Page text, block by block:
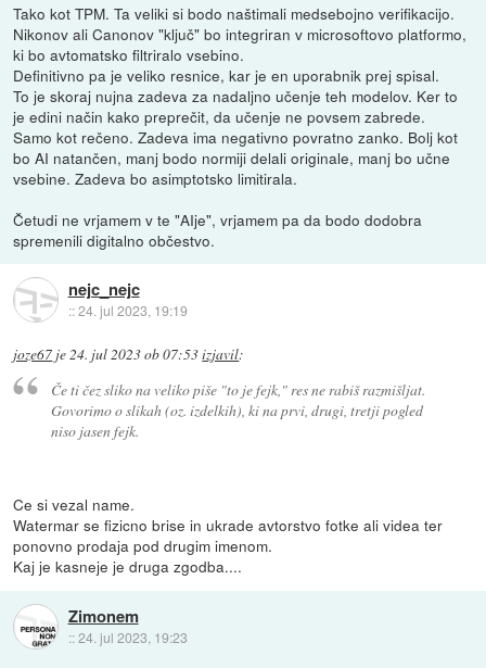
Tako kot TPM. Ta veliki si bodo naštimali medsebojno verifikacijo.
Nikonov ali Canonov "ključ" bo integriran v microsoftovo platformo,
ki bo avtomatsko filtriralo vsebino.
Definitivno pa je veliko resnice, kar je en uporabnik prej spisal.
To je skoraj nujna zadeva za nadaljno učenje teh modelov. Ker to
je edini način kako preprečit, da učenje ne povsem zabrede.
Samo kot rečeno. Zadeva ima negativno povratno zanko. Bolj kot
bo AI natančen, manj bodo normiji delali originale, manj bo učne
vsebine. Zadeva bo asimptotsko limitirala.
Četudi ne vrjamem v te "AIje", vrjamem pa da bodo dodobra
spremenili digitalno občestvo.
nejc_nejc
::24. jul 2023, 19:19
joze67 je24. jul 2023 ob 07:53izjavil:
Če ti čez sliko na veliko piše "to je fejk," res ne rabiš razmišljat.
Govorimo o slikah (oz. izdelkih), ki na prvi, drugi, tretji pogled
niso jasen fejk.
Ce si vezal name.
Watermar se fizicno brise in ukrade avtorstvo fotke ali videa ter
ponovno prodaja pod drugim imenom.
Kaj je kasneje je druga zgodba....
Zimonem
::24. jul 2023, 19:23